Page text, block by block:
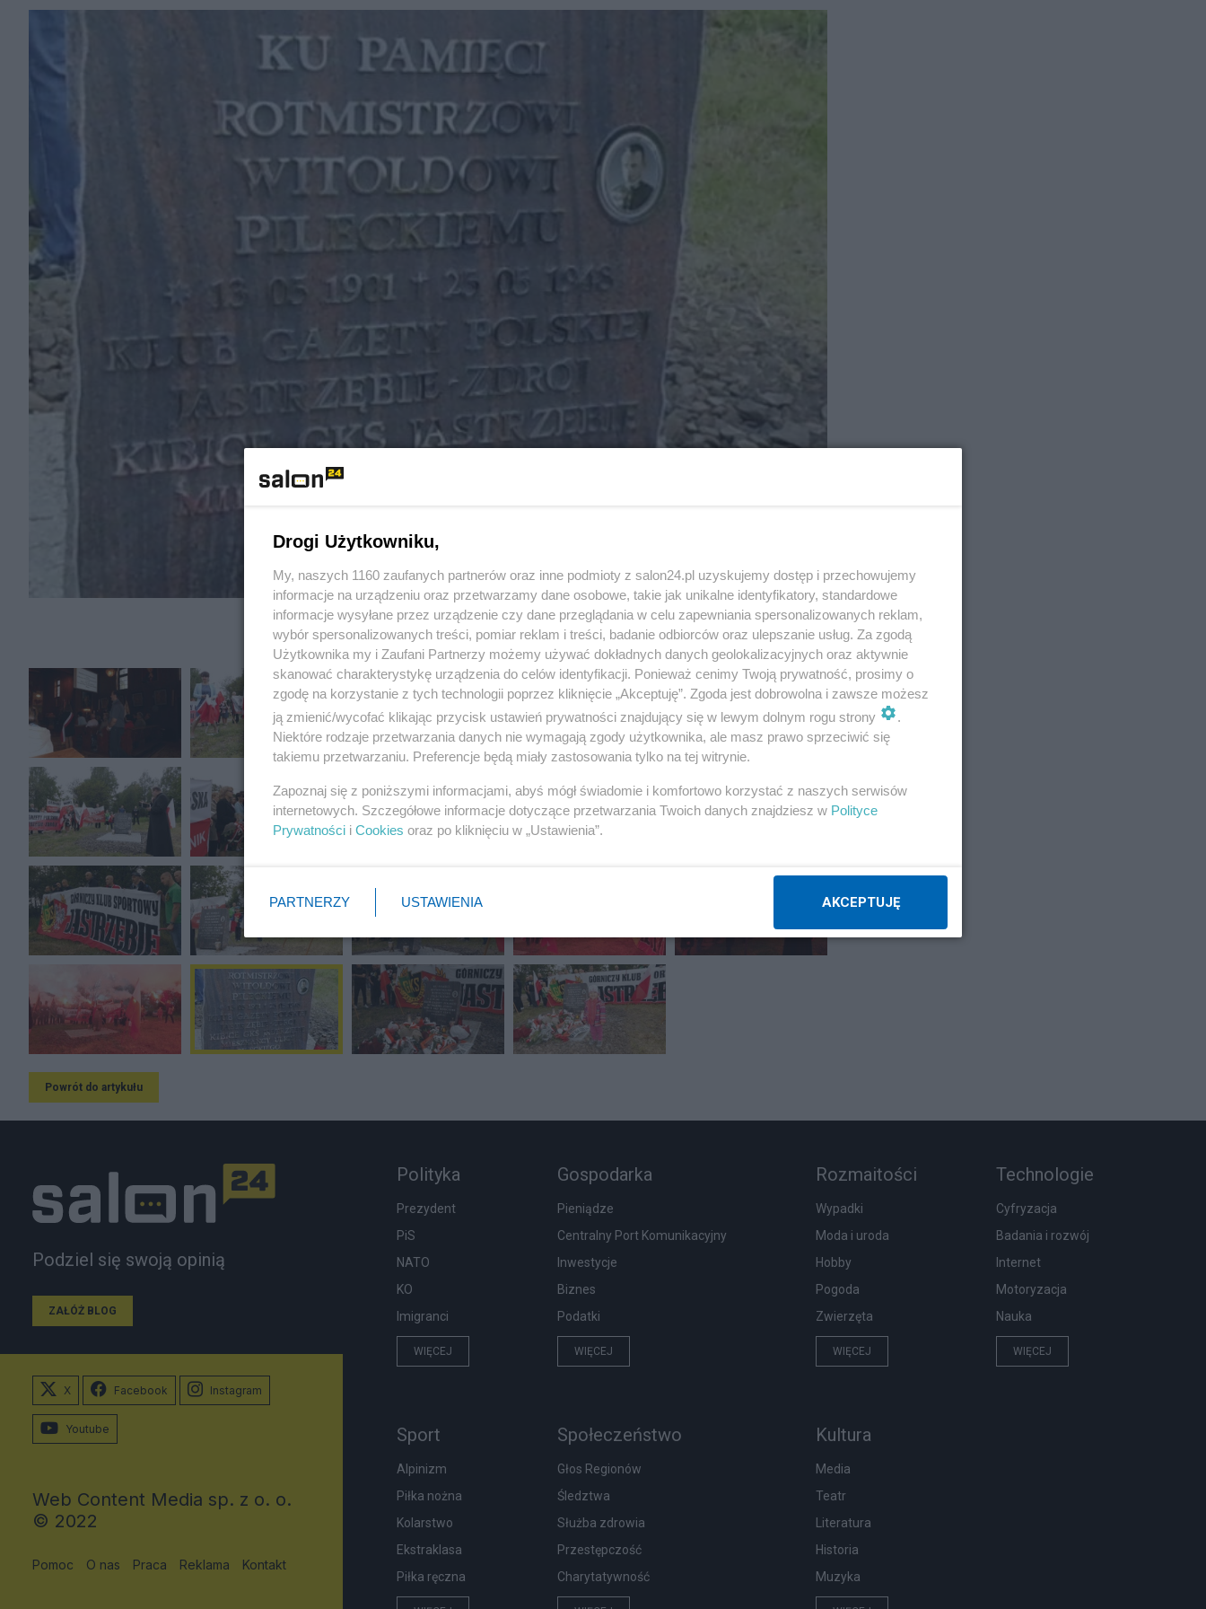
POPRZEDNIE 17 z 19 NASTĘPNE
Powrót do artykułu
Podziel się swoją opinią
ZAŁÓŻ BLOG
Polityka
Prezydent
PiS
NATO
KO
Imigranci
WIĘCEJ
Gospodarka
Pieniądze
Centralny Port Komunikacyjny
Inwestycje
Biznes
Podatki
WIĘCEJ
Rozmaitości
Wypadki
Moda i uroda
Hobby
Pogoda
Zwierzęta
WIĘCEJ
Technologie
Cyfryzacja
Badania i rozwój
Internet
Motoryzacja
Nauka
WIĘCEJ
Sport
Alpinizm
Piłka nożna
Kolarstwo
Ekstraklasa
Piłka ręczna
Społeczeństwo
Głos Regionów
Śledztwa
Służba zdrowia
Przestępczość
Charytatywność
Kultura
Media
Teatr
Literatura
Historia
Muzyka
X Facebook Instagram
Youtube
Web Content Media sp. z o. o.
© 2022
Pomoc O nas Praca Reklama Kontakt
Drogi Użytkowniku,
My, naszych 1160 zaufanych partnerów oraz inne podmioty z salon24.pl uzyskujemy dostęp i przechowujemy
informacje na urządzeniu oraz przetwarzamy dane osobowe, takie jak unikalne identyfikatory, standardowe
informacje wysyłane przez urządzenie czy dane przeglądania w celu zapewniania spersonalizowanych reklam,
wybór spersonalizowanych treści, pomiar reklam i treści, badanie odbiorców oraz ulepszanie usług. Za zgodą
Użytkownika my i Zaufani Partnerzy możemy używać dokładnych danych geolokalizacyjnych oraz aktywnie
skanować charakterystykę urządzenia do celów identyfikacji. Ponieważ cenimy Twoją prywatność, prosimy o
zgodę na korzystanie z tych technologii poprzez kliknięcie „Akceptuję”. Zgoda jest dobrowolna i zawsze możesz
ją zmienić/wycofać klikając przycisk ustawień prywatności znajdujący się w lewym dolnym rogu strony
.
Niektóre rodzaje przetwarzania danych nie wymagają zgody użytkownika, ale masz prawo sprzeciwić się
takiemu przetwarzaniu. Preferencje będą miały zastosowania tylko na tej witrynie.
Zapoznaj się z poniższymi informacjami, abyś mógł świadomie i komfortowo korzystać z naszych serwisów
internetowych. Szczegółowe informacje dotyczące przetwarzania Twoich danych znajdziesz w Polityce
Prywatności i Cookies oraz po kliknięciu w „Ustawienia”.
PARTNERZY USTAWIENIA AKCEPTUJĘ